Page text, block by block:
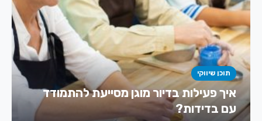
תוכן שיווקי
איך פעילות בדיור מוגן מסייעת להתמודד
עם בדידות?